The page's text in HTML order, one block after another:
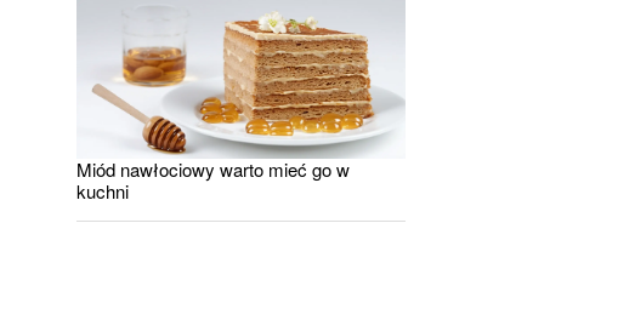
Miód nawłociowy warto mieć go w
kuchni